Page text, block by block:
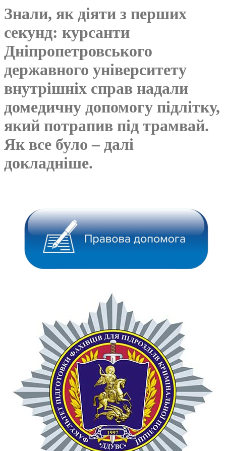
Знали, як діяти з перших
секунд: курсанти
Дніпропетровського
державного університету
внутрішніх справ надали
домедичну допомогу підлітку,
який потрапив під трамвай.
Як все було – далі
докладніше.